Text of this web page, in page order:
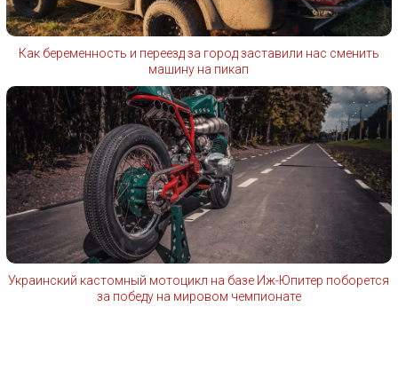
Как беременность и переезд за город заставили нас сменить
машину на пикап
Украинский кастомный мотоцикл на базе Иж-Юпитер поборется
за победу на мировом чемпионате